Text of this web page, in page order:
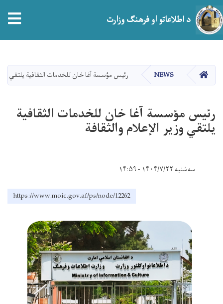
دانګل
د اطلاعاتو او فرهنګ وزارت
HOME
NEWS رئيس مؤسسة آغا خان للخدمات الثقافية يلتقي وزير
رئيس مؤسسة آغا خان للخدمات الثقافية
يلتقي وزير الإعلام والثقافة
سه‌شنبه ۱۴۰۴/۷/۲۲ - ۱۴:۵۹
https://www.moic.gov.af/ps/node/12262